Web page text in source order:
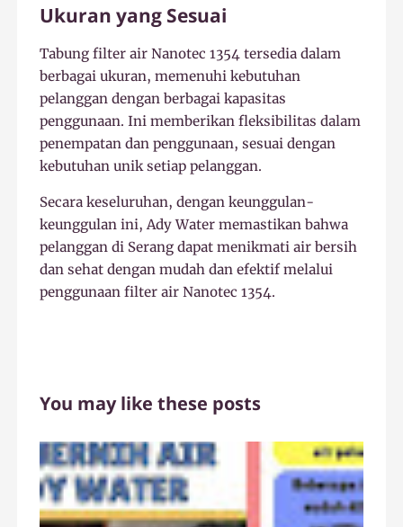
Ukuran yang Sesuai
Tabung filter air Nanotec 1354 tersedia dalam
berbagai ukuran, memenuhi kebutuhan
pelanggan dengan berbagai kapasitas
penggunaan. Ini memberikan fleksibilitas dalam
penempatan dan penggunaan, sesuai dengan
kebutuhan unik setiap pelanggan.
Secara keseluruhan, dengan keunggulan-
keunggulan ini, Ady Water memastikan bahwa
pelanggan di Serang dapat menikmati air bersih
dan sehat dengan mudah dan efektif melalui
penggunaan filter air Nanotec 1354.
You may like these posts